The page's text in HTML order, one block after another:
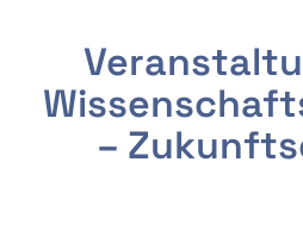
–